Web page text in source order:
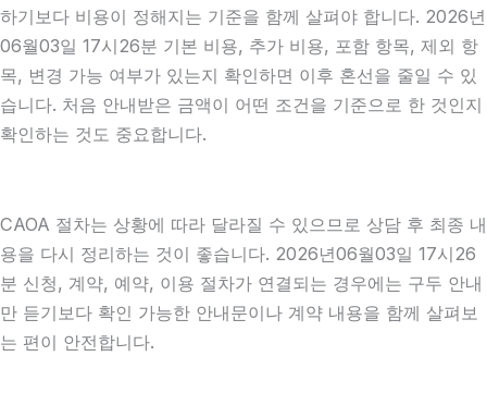
하기보다 비용이 정해지는 기준을 함께 살펴야 합니다. 2026년
06월03일 17시26분 기본 비용, 추가 비용, 포함 항목, 제외 항
목, 변경 가능 여부가 있는지 확인하면 이후 혼선을 줄일 수 있
습니다. 처음 안내받은 금액이 어떤 조건을 기준으로 한 것인지
확인하는 것도 중요합니다.
CAOA 절차는 상황에 따라 달라질 수 있으므로 상담 후 최종 내
용을 다시 정리하는 것이 좋습니다. 2026년06월03일 17시26
분 신청, 계약, 예약, 이용 절차가 연결되는 경우에는 구두 안내
만 듣기보다 확인 가능한 안내문이나 계약 내용을 함께 살펴보
는 편이 안전합니다.